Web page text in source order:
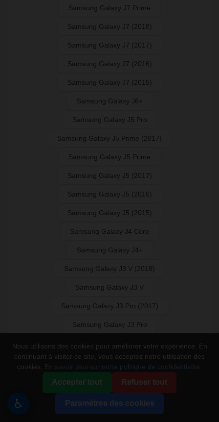
Samsung Galaxy J7 Prime
Samsung Galaxy J7 (2018)
Samsung Galaxy J7 (2017)
Samsung Galaxy J7 (2016)
Samsung Galaxy J7 (2015)
Samsung Galaxy J6+
Samsung Galaxy J5 Pro
Samsung Galaxy J5 Prime (2017)
Samsung Galaxy J5 Prime
Samsung Galaxy J5 (2017)
Samsung Galaxy J5 (2016)
Samsung Galaxy J5 (2015)
Samsung Galaxy J4 Core
Samsung Galaxy J4+
Samsung Galaxy J3 V (2018)
Samsung Galaxy J3 V
Samsung Galaxy J3 Pro (2017)
Samsung Galaxy J3 Pro
Samsung Galaxy J3 Prime
Samsung Galaxy J3 (2018)
Samsung Galaxy J3 (2017)
Samsung Galaxy J2 Pro
♿
Nous utilisons des cookies pour améliorer votre expérience. En
continuant à visiter ce site, vous acceptez notre utilisation des
cookies. En savoir plus sur notre politique de confidentialité.
Accepter tout Refuser tout
Paramètres des cookies